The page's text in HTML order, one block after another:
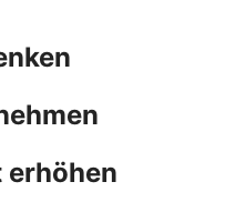
erhöhen